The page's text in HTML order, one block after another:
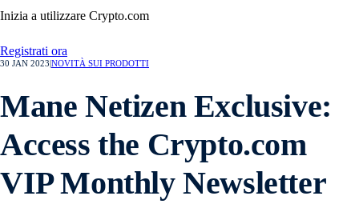
Inizia a utilizzare Crypto.com
Registrati ora
30 JAN 2023 NOVITÀ SUI PRODOTTI
Mane Netizen Exclusive:
Access the Crypto.com
VIP Monthly Newsletter